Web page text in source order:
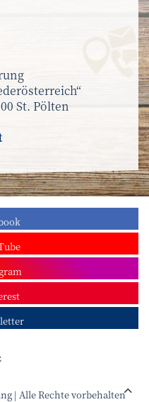
St. Pölten
Sie „So
Sie mehr
Sie unser
dir unsere Pins
Sie sich zum
| Alle Rechte vorbehalten